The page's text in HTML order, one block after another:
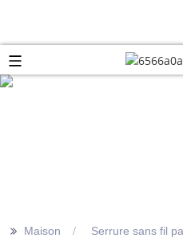
>> Maison Serrure sans fil